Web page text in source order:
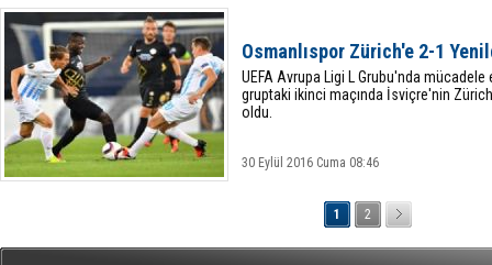
Osmanlıspor Zürich'e 2-1
UEFA Avrupa Ligi L Grubu'nda
gruptaki ikinci maçında İsviçre'nin
oldu.
30 Eylül 2016 Cuma 08:46
1 2